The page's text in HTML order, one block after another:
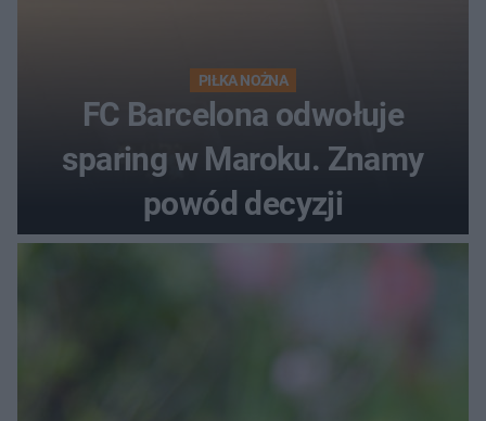
PIŁKA NOŻNA
FC Barcelona odwołuje
sparing w Maroku. Znamy
powód decyzji